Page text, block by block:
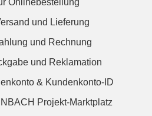
Onlinebestellung
und Lieferung
und Rechnung
und Reklamation
& Kundenkonto-ID
Projekt-Marktplatz